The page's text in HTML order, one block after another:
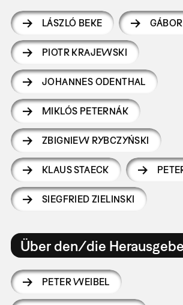
LÁSZLÓ BEKE
PIOTR KRAJEWSKI
JOHANNES ODENTHAL
MIKLÓS PETERNÁK
ZBIGNIEW RYBCZYŃSKI
KLAUS STAECK
SIEGFRIED ZIELINSKI
Über den/die
PETER WEIBEL